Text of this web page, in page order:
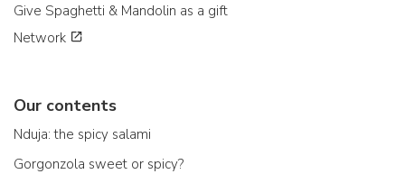
Give Spaghetti & Mandolin as a gift
Network
Our contents
Nduja: the spicy salami
Gorgonzola sweet or spicy?